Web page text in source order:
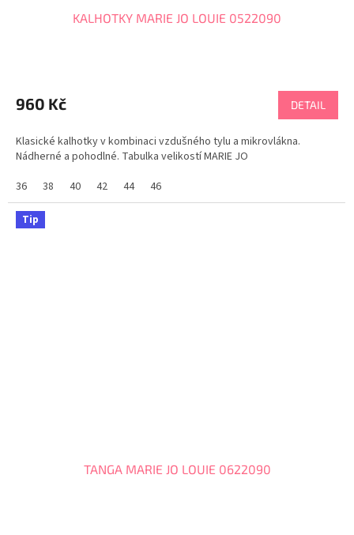
KALHOTKY MARIE JO LOUIE 0522090
produktu
je
z
5
960 Kč DETAIL
Klasické kalhotky v kombinaci vzdušného tylu a mikrovlákna.
Nádherné a pohodlné. Tabulka velikostí MARIE JO
36
38 40 42 44 46
Tip
TANGA MARIE JO LOUIE 0622090